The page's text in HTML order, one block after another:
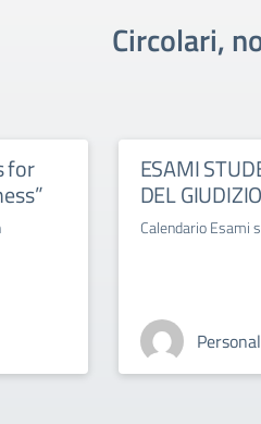
Circolari,
for ESAMI
DEL GIUDIZIO
Calendario Esami